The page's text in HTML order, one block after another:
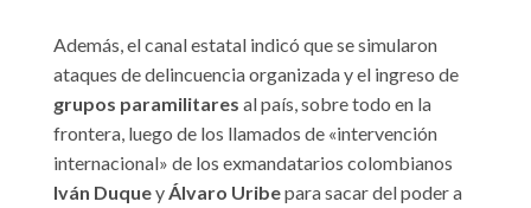
Además, el canal estatal indicó que se simularon
ataques de delincuencia organizada y el ingreso de
grupos paramilitares al país, sobre todo en la
frontera, luego de los llamados de «intervención
internacional» de los exmandatarios colombianos
Iván Duquey Álvaro Uribepara sacar del poder a